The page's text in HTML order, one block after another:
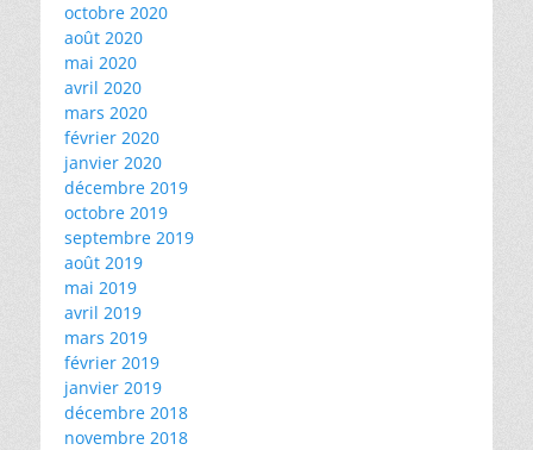
octobre 2020
août 2020
mai 2020
avril 2020
mars 2020
février 2020
janvier 2020
décembre 2019
octobre 2019
septembre 2019
août 2019
mai 2019
avril 2019
mars 2019
février 2019
janvier 2019
décembre 2018
novembre 2018